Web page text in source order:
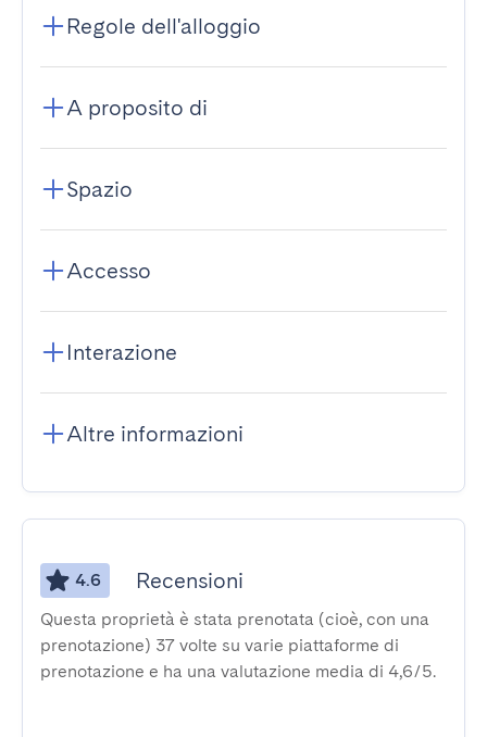
Regole dell'alloggio
A proposito di
Spazio
Accesso
Interazione
Altre informazioni
4.6 Recensioni
Questa proprietà è stata prenotata (cioè, con una
prenotazione) 37 volte su varie piattaforme di
prenotazione e ha una valutazione media di 4,6/5.